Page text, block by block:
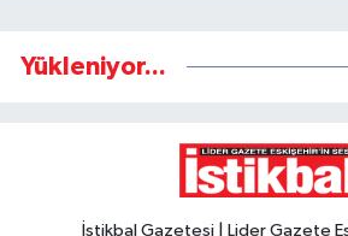
Yükleniyor...
İstikbal Gazetesi | Lider Gazete